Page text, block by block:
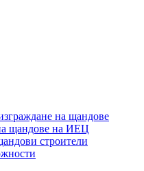
на щандове
щандове на ИЕЦ
строители